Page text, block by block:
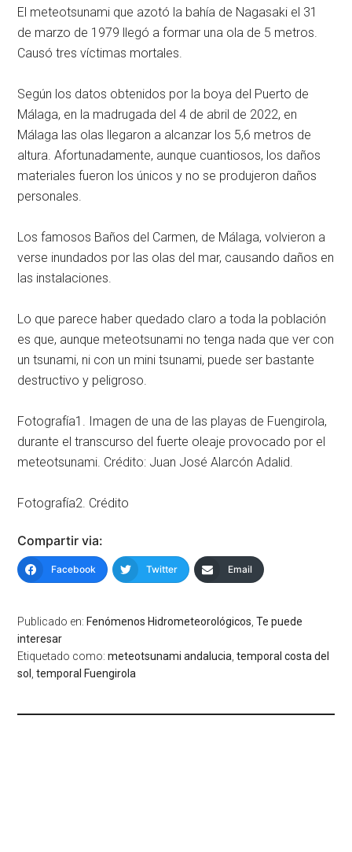
El meteotsunami que azotó la bahía de Nagasaki el 31
de marzo de 1979 llegó a formar una ola de 5 metros.
Causó tres víctimas mortales.
Según los datos obtenidos por la boya del Puerto de
Málaga, en la madrugada del 4 de abril de 2022, en
Málaga las olas llegaron a alcanzar los 5,6 metros de
altura. Afortunadamente, aunque cuantiosos, los daños
materiales fueron los únicos y no se produjeron daños
personales.
Los famosos Baños del Carmen, de Málaga, volvieron a
verse inundados por las olas del mar, causando daños en
las instalaciones.
Lo que parece haber quedado claro a toda la población
es que, aunque meteotsunami no tenga nada que ver con
un tsunami, ni con un mini tsunami, puede ser bastante
destructivo y peligroso.
Fotografía1. Imagen de una de las playas de Fuengirola,
durante el transcurso del fuerte oleaje provocado por el
meteotsunami. Crédito: Juan José Alarcón Adalid.
Fotografía2. Crédito
Compartir via:
Facebook Twitter Email
Publicado en: Fenómenos Hidrometeorológicos ,Te puede
interesar
Etiquetado como:meteotsunami andalucia ,temporal costa del
sol
,temporal Fuengirola